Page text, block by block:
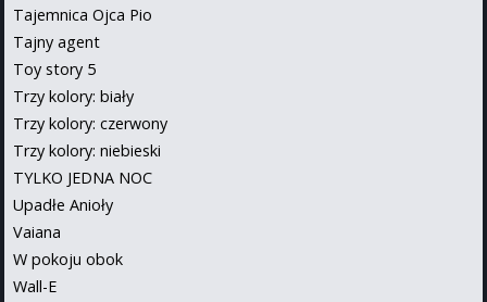
Tajemnica Ojca Pio
Tajny agent
Toy story 5
Trzy kolory: biały
Trzy kolory: czerwony
Trzy kolory: niebieski
TYLKO JEDNA NOC
Upadłe Anioły
Vaiana
W pokoju obok
Wall-E